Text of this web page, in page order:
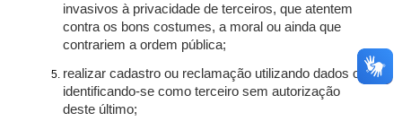
invasivos à privacidade de terceiros, que atentem
contra os bons costumes, a moral ou ainda que
contrariem a ordem pública;
realizar cadastro ou reclamação utilizando dados ou
identificando-se como terceiro sem autorização
deste último;